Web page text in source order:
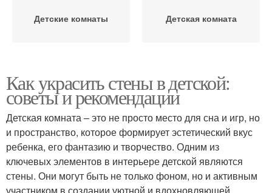
Детские комнаты Детская комната
Как украсить стены в детской:
советы и рекомендации
Детская комната – это не просто место для сна и игр, но
и пространство, которое формирует эстетический вкус
ребенка, его фантазию и творчество. Одним из
ключевых элементов в интерьере детской являются
стены. Они могут быть не только фоном, но и активным